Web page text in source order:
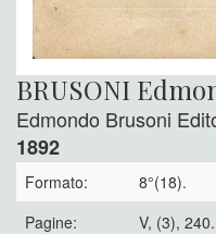
BRUSONI
Edmondo Brusoni
1892
Formato:
8°(18).
Pagine:
V, (3), 240.